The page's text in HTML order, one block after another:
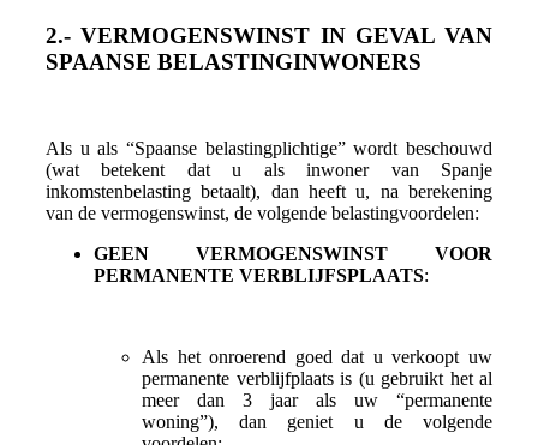
2.- VERMOGENSWINST IN GEVAL VAN
SPAANSE BELASTINGINWONERS
Als u als “Spaanse belastingplichtige” wordt beschouwd
(wat betekent dat u als inwoner van Spanje
inkomstenbelasting betaalt), dan heeft u, na berekening
van de vermogenswinst, de volgende belastingvoordelen:
GEEN VERMOGENSWINST VOOR
PERMANENTE VERBLIJFSPLAATS:
Als het onroerend goed dat u verkoopt uw
permanente verblijfplaats is (u gebruikt het al
meer dan 3 jaar als uw “permanente
woning”), dan geniet u de volgende